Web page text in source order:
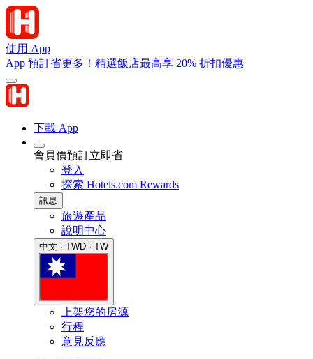
使用 App
App 預訂省更多！精選飯店最高享 20% 折扣優惠
下載 App
會員價預訂立即省
登入
探索 Hotels.com Rewards
訊息
旅遊產品
說明中心
中文 · TWD · TW
上架您的房源
行程
意見反應